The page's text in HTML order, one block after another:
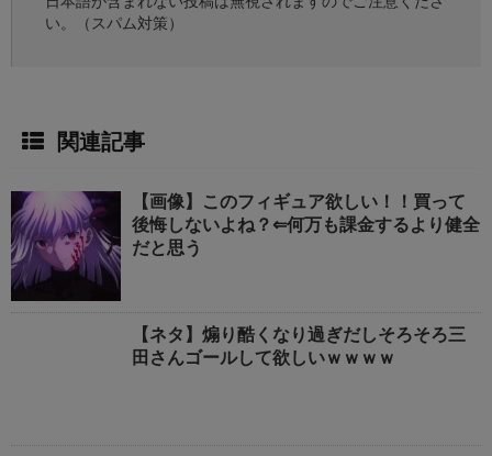
い。（スパム対策）
関連記事
【画像】このフィギュア欲しい！！買って
後悔しないよね？⇐何万も課金するより健全
だと思う
【ネタ】煽り酷くなり過ぎだしそろそろ三
田さんゴールして欲しいｗｗｗｗ